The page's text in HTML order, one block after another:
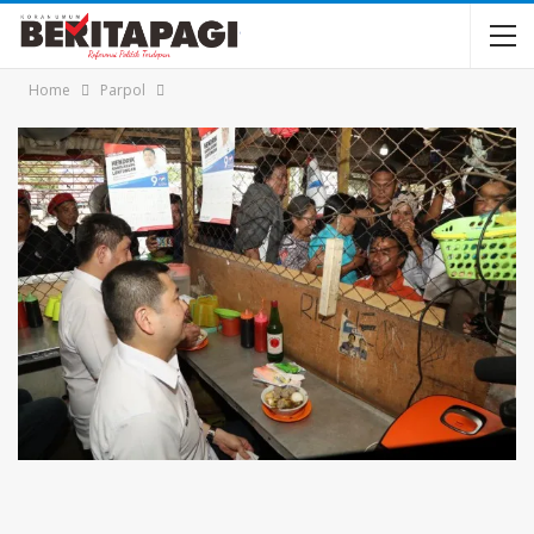
Home Parpol